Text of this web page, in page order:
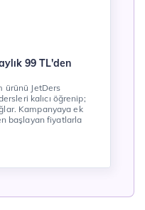
99 TL'den
ürünü JetDers
kalıcı öğrenip;
Kampanyaya ek
başlayan fiyatlarla